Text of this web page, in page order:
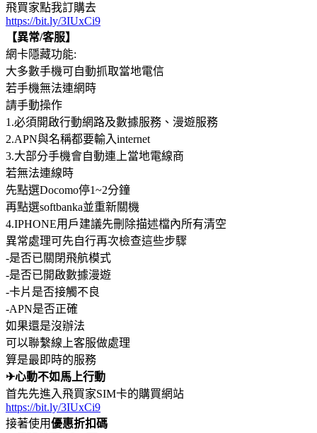
飛買家點我訂購去
https://bit.ly/3IUxCi9
【異常/客服】
網卡隱藏功能:
大多數手機可自動抓取當地電信
若手機無法連網時
請手動操作
1.必須開啟行動網路及數據服務、漫遊服務
2.APN與名稱都要輸入internet
3.大部分手機會自動連上當地電線商
若無法連線時
先點選Docomo停1~2分鐘
再點選softbanka並重新關機
4.IPHONE用戶建議先刪除描述檔內所有清空
異常處理可先自行再次檢查這些步驟
-是否已關閉飛航模式
-是否已開啟數據漫遊
-卡片是否接觸不良
-APN是否正確
如果還是沒辦法
可以聯繫線上客服做處理
算是最即時的服務
✈心動不如馬上行動
首先先進入飛買家SIM卡的購買網站
https://bit.ly/3IUxCi9
接著使用優惠折扣碼